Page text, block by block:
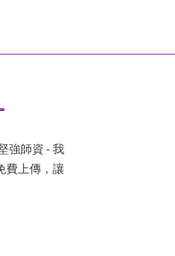
強師資 - 我
費上傳，讓